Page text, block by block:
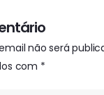
não será
com *